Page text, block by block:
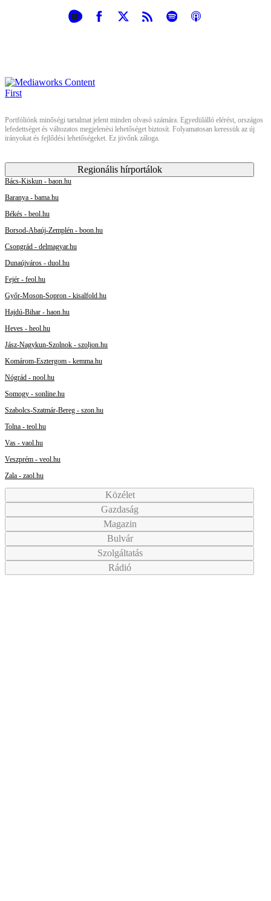
Portfóliónk minőségi tartalmat jelent minden olvasó számára. Egyedülálló elérést, országos
lefedettséget és változatos megjelenési lehetőséget biztosít. Folyamatosan keressük az új
irányokat és fejlődési lehetőségeket. Ez jövőnk záloga.
Regionális hírportálok
Bács-Kiskun - baon.hu
Baranya - bama.hu
Békés - beol.hu
Borsod-Abaúj-Zemplén - boon.hu
Csongrád - delmagyar.hu
Dunaújváros - duol.hu
Fejér - feol.hu
Győr-Moson-Sopron - kisalfold.hu
Hajdú-Bihar - haon.hu
Heves - heol.hu
Jász-Nagykun-Szolnok - szoljon.hu
Komárom-Esztergom - kemma.hu
Nógrád - nool.hu
Somogy - sonline.hu
Szabolcs-Szatmár-Bereg - szon.hu
Tolna - teol.hu
Vas - vaol.hu
Veszprém - veol.hu
Zala - zaol.hu
Közélet
Gazdaság
Magazin
Bulvár
Szolgáltatás
Rádió